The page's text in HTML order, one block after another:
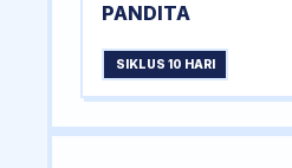
PANDITA
SIKLUS 10 HARI